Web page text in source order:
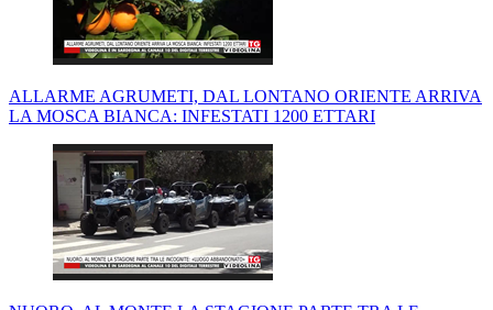
ALLARME AGRUMETI, DAL LONTANO ORIENTE ARRIVA
LA MOSCA BIANCA: INFESTATI 1200 ETTARI